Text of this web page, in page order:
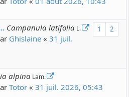
1 2
Campanula latifolia L.
Ghislaine « 31 juil.
alpina Lam.
Totor « 31 juil. 2026, 05:43